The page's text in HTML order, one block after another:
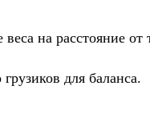
веса на расстояние
для баланса.